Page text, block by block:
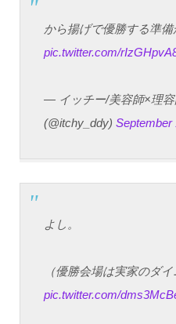
から揚げで優勝する準
pic.twitter.com/
— イッチー/美容師×理
(@itchy_ddy) September
よし。
（優勝会場は実家のダ
pic.twitter.com/